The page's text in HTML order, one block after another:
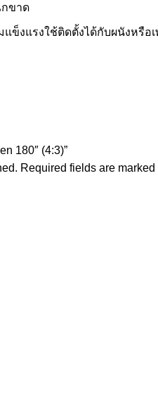
กขาด
ข็งแรงใช้ติดตั้งได้กับผนังหรือ
180″ (4:3)”
Required fields are marked